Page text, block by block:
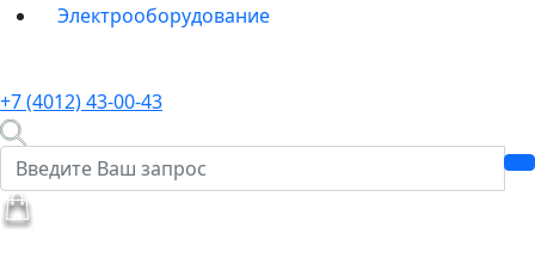
Электрооборудование
+7 (4012) 43-00-43